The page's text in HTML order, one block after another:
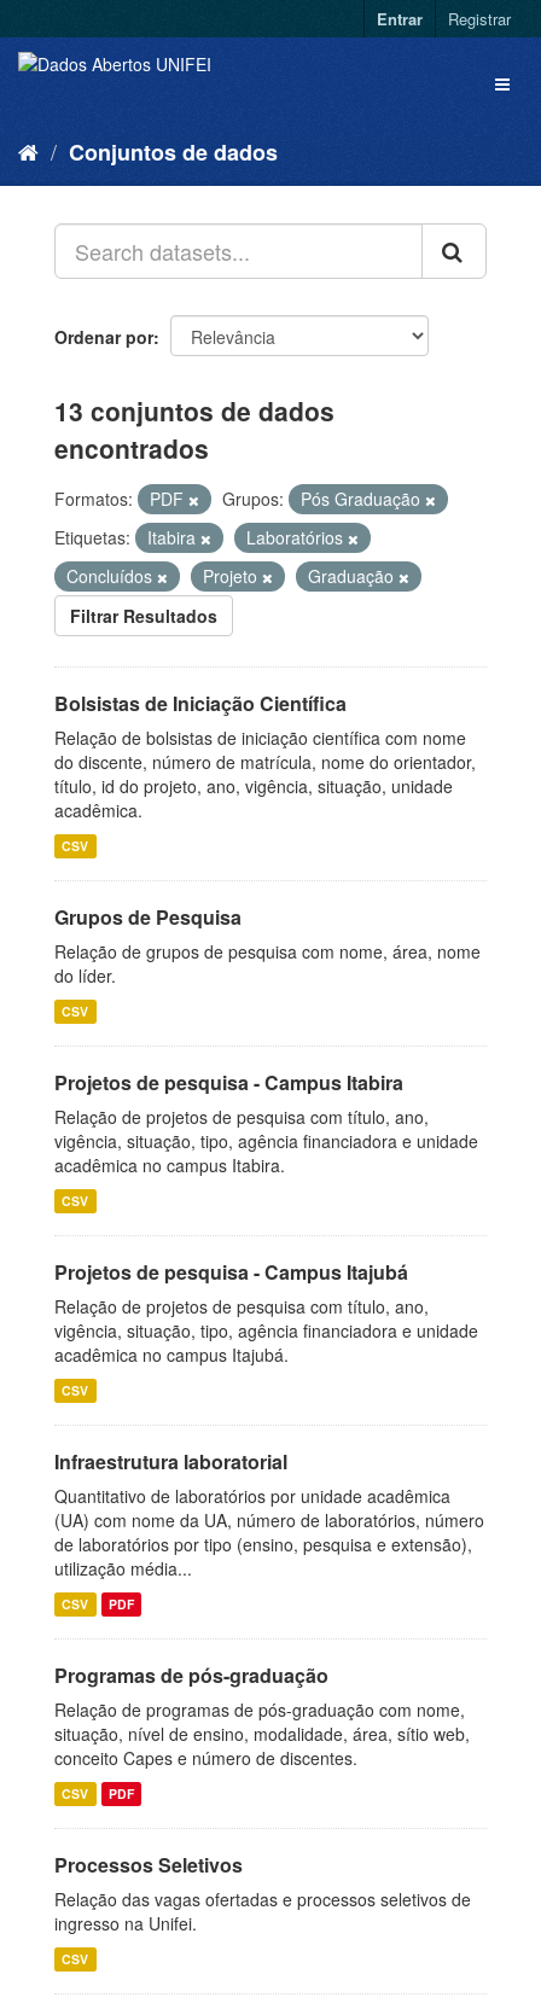
Entrar Registrar
Conjuntos de dados
Ordenar por
13 conjuntos de dados
encontrados
Formatos: PDF Grupos:
Pós Graduação
Etiquetas:
Itabira
Laboratórios
Concluídos
Projeto
Graduação
Filtrar Resultados
Bolsistas de Iniciação Científica
Relação de bolsistas de iniciação científica com nome
do discente, número de matrícula, nome do orientador,
título, id do projeto, ano, vigência, situação, unidade
acadêmica.
CSV
Grupos de Pesquisa
Relação de grupos de pesquisa com nome, área, nome
do líder.
CSV
Projetos de pesquisa - Campus Itabira
Relação de projetos de pesquisa com título, ano,
vigência, situação, tipo, agência financiadora e unidade
acadêmica no campus Itabira.
CSV
Projetos de pesquisa - Campus Itajubá
Relação de projetos de pesquisa com título, ano,
vigência, situação, tipo, agência financiadora e unidade
acadêmica no campus Itajubá.
CSV
Infraestrutura laboratorial
Quantitativo de laboratórios por unidade acadêmica
(UA) com nome da UA, número de laboratórios, número
de laboratórios por tipo (ensino, pesquisa e extensão),
utilização média...
CSV PDF
Programas de pós-graduação
Relação de programas de pós-graduação com nome,
situação, nível de ensino, modalidade, área, sítio web,
conceito Capes e número de discentes.
CSV PDF
Processos Seletivos
Relação das vagas ofertadas e processos seletivos de
ingresso na Unifei.
CSV